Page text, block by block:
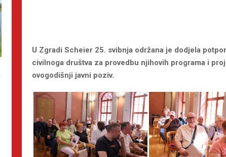
U Zgradi Scheier 25. svibnja održana je dodjela
civilnoga društva za provedbu njihovih programa i
ovogodišnji javni poziv.